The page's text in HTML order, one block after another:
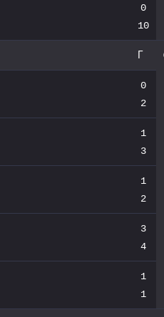
0
10
Г
0
2
1
3
1
2
3
4
1
1